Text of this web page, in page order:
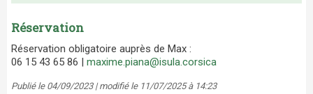
Réservation
Réservation obligatoire auprès de Max :
06 15 43 65 86 | maxime.piana@isula.corsica
Publié le 04/09/2023 | modifié le 11/07/2025 à 14:23